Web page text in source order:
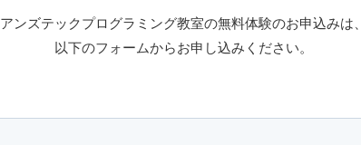
アンズテックプログラミング教室の無料体験のお申込みは、
以下のフォームからお申し込みください。